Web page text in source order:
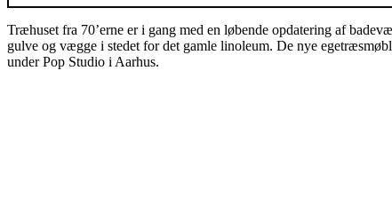
Træhuset fra 70’erne er i gang med en løbende opdatering af
gulve og vægge i stedet for det gamle linoleum. De nye
under Pop Studio i Aarhus.